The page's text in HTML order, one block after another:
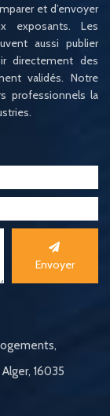
et d’envoyer
exposants. Les
aussi publier
directement des
validés. Notre
professionnels la
Envoyer
16035